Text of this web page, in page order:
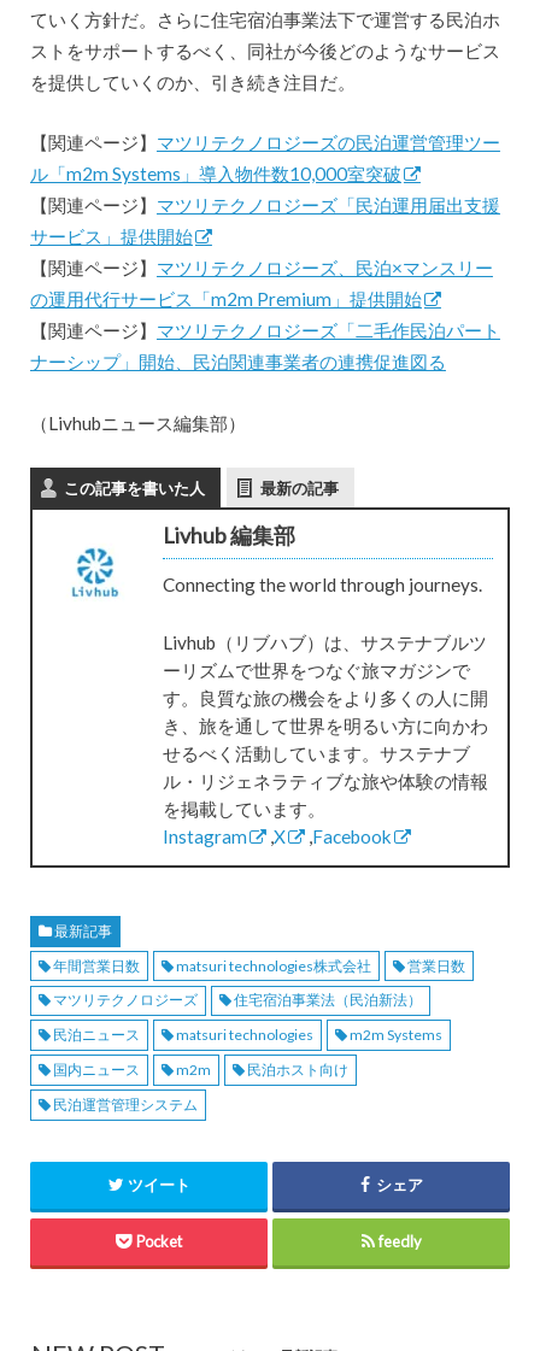
ていく方針だ。さらに住宅宿泊事業法下で運営する民泊ホ
ストをサポートするべく、同社が今後どのようなサービス
を提供していくのか、引き続き注目だ。
【関連ページ】 マツリテクノロジーズの民泊運営管理ツー
ル「m2m Systems」導入物件数10,000室突破
【関連ページ】 マツリテクノロジーズ「民泊運用届出支援
サービス」提供開始
【関連ページ】 マツリテクノロジーズ、民泊×マンスリー
の運用代行サービス「m2m Premium」提供開始
【関連ページ】 マツリテクノロジーズ「二毛作民泊パート
ナーシップ」開始、民泊関連事業者の連携促進図る
（Livhubニュース編集部）
この記事を書いた人 最新の記事
Livhub 編集部
Connecting the world through journeys.
Livhub（リブハブ）は、サステナブルツ
ーリズムで世界をつなぐ旅マガジンで
す。良質な旅の機会をより多くの人に開
き、旅を通して世界を明るい方に向かわ
せるべく活動しています。サステナブ
ル・リジェネラティブな旅や体験の情報
を掲載しています。
Instagram
,X ,Facebook
最新記事
年間営業日数
matsuri technologies株式会社
営業日数
マツリテクノロジーズ
住宅宿泊事業法（民泊新法）
民泊ニュース
matsuri technologies
m2m Systems
国内ニュース
m2m
民泊ホスト向け
民泊運営管理システム
ツイート シェア
Pocket feedly